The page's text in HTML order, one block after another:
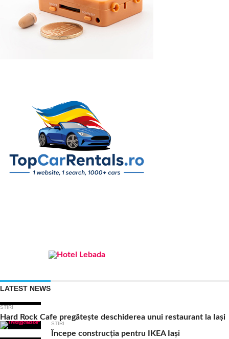
LATEST NEWS
STIRI
Hard Rock Cafe pregătește deschiderea unui restaurant la Iași
STIRI
Începe construcția pentru IKEA Iași